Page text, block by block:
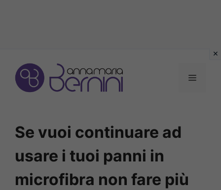
contenuto
MENU
Se vuoi continuare ad
usare i tuoi panni in
microfibra non fare più